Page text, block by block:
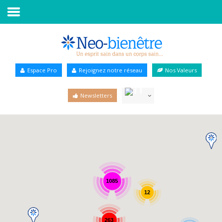
Annuaire Bien-être
Espace Pro Rejoignez notre réseau Nos Valeurs
Newsletters
1085
263
12